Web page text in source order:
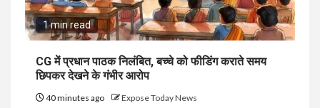
1 min read
CG में प्रधान पाठक निलंबित, बच्चे को फीडिंग कराते समय
छिपकर देखने के गंभीर आरोप
40 minutes ago Expose Today News